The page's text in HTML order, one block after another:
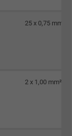
25 x 0,75 mm²
2 x 1,00 mm²